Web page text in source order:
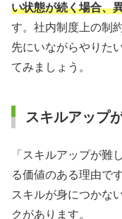
い状態が続く場合、
す。社内制度上の制
先にいながらやりた
てみましょう。
スキルアップ
「スキルアップが難
る価値のある理由で
スキルが身につかな
クがあります。